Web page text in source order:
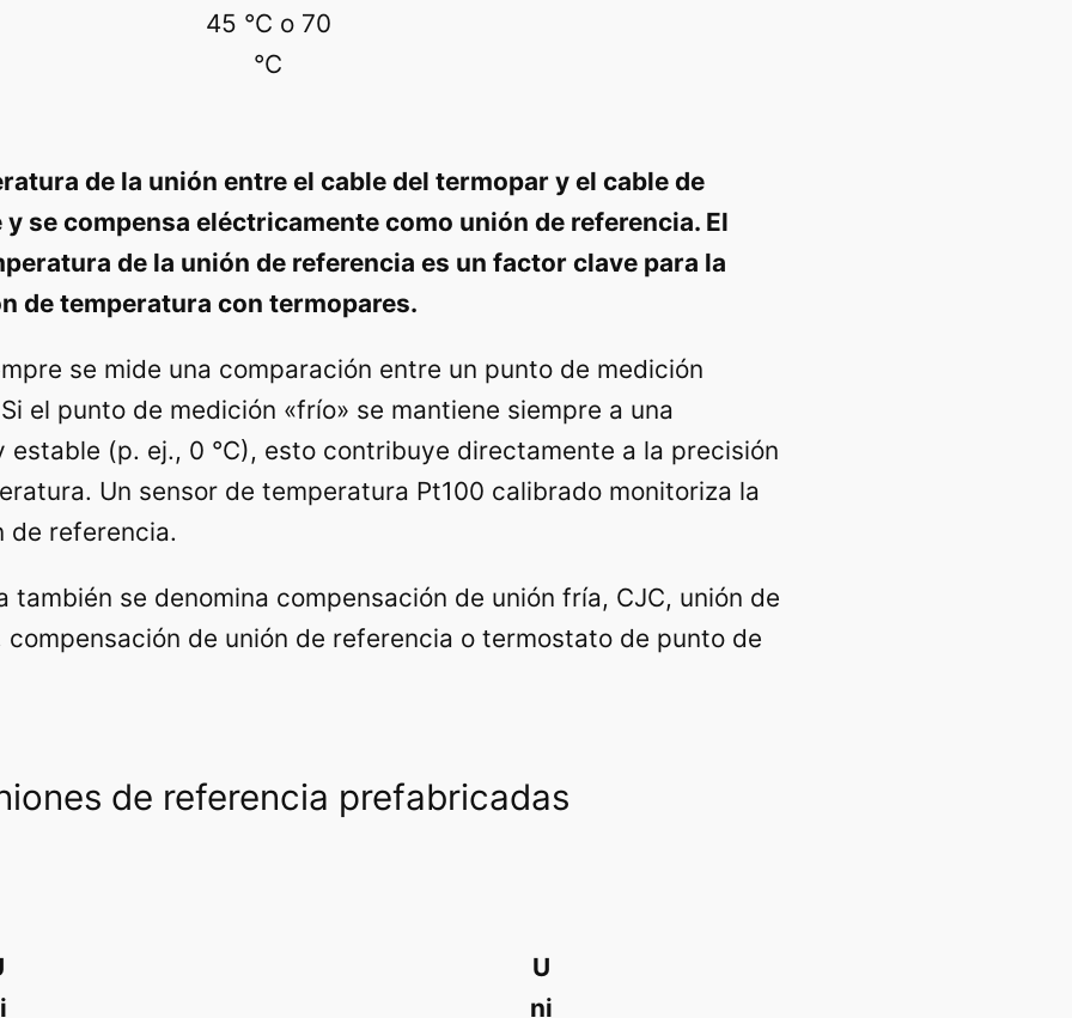
45 °C o 70
°C
de la unión entre el cable del termopar y el cable de
se compensa eléctricamente como unión de referencia. El
de la unión de referencia es un factor clave para la
de temperatura con termopares.
se mide una comparación entre un punto de medición
el punto de medición «frío» se mantiene siempre a una
(p. ej., 0 °C), esto contribuye directamente a la precisión
Un sensor de temperatura Pt100 calibrado monitoriza la
de referencia.
también se denomina compensación de unión fría, CJC, unión de
de unión de referencia o termostato de punto de
de referencia prefabricadas
U
ni